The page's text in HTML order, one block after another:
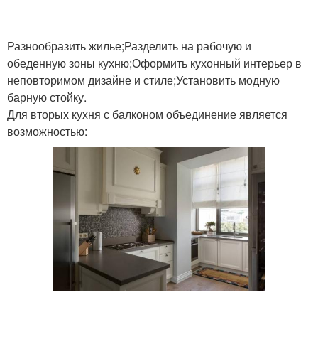
Разнообразить жилье;Разделить на рабочую и
обеденную зоны кухню;Оформить кухонный интерьер в
неповторимом дизайне и стиле;Установить модную
барную стойку.
Для вторых кухня с балконом объединение является
возможностью: